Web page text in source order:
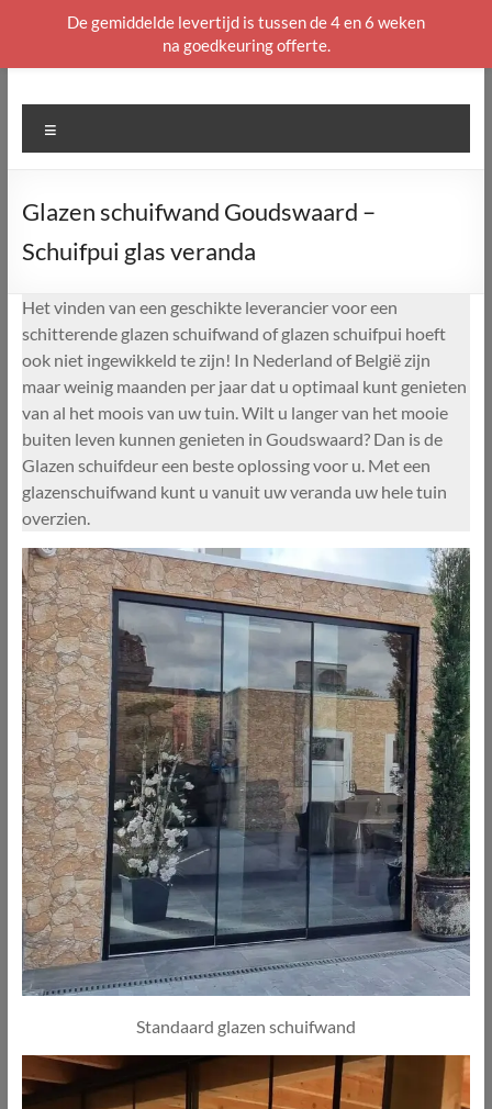
naar
Glazen schuifwand Goudswaard –
Schuifpui glas veranda
Het vinden van een geschikte leverancier voor een
schitterende glazen schuifwand of glazen schuifpui hoeft
ook niet ingewikkeld te zijn! In Nederland of België zijn
maar weinig maanden per jaar dat u optimaal kunt genieten
van al het moois van uw tuin. Wilt u langer van het mooie
buiten leven kunnen genieten in Goudswaard? Dan is de
Glazen schuifdeur een beste oplossing voor u. Met een
glazenschuifwand kunt u vanuit uw veranda uw hele tuin
overzien.
Standaard glazen schuifwand
De gemiddelde levertijd is tussen de 4 en 6 weken
na goedkeuring offerte.